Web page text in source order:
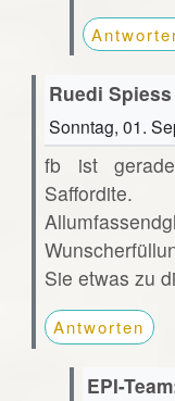
Ruedi Spiess
Sonntag, 01.
fb ist
Sie etwas zu
Antworten
EPI-